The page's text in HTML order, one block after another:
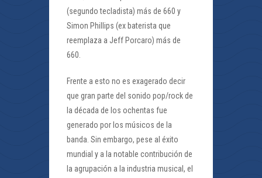
(segundo tecladista) más de 660 y
Simon Phillips (ex baterista que
reemplaza a Jeff Porcaro) más de
660.
Frente a esto no es exagerado decir
que gran parte del sonido pop/rock de
la década de los ochentas fue
generado por los músicos de la
banda. Sin embargo, pese al éxito
mundial y a la notable contribución de
la agrupación a la industria musical, el